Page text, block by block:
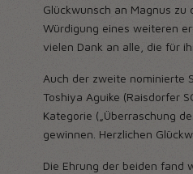
Glückwunsch an Magnus zu
Würdigung eines weiteren
vielen Dank an alle, die für
Auch der zweite nominierte
Toshiya Aguike (Raisdorfer
Kategorie („Überraschung
gewinnen. Herzlichen
Die Ehrung der beiden fand